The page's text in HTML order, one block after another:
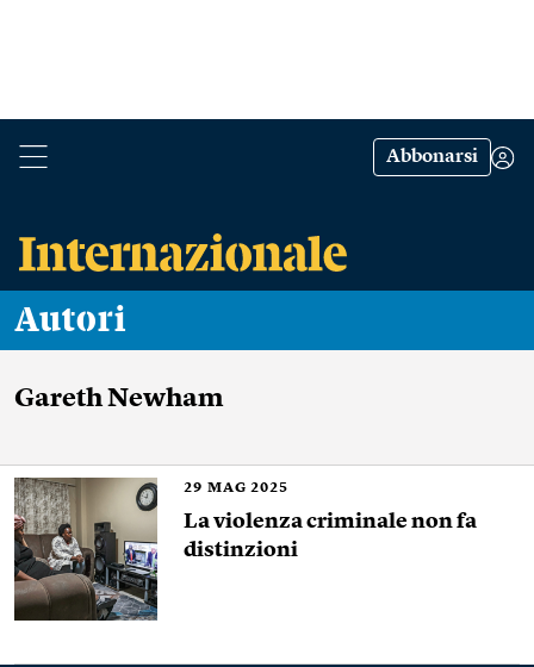
Abbonarsi
Autori
Gareth Newham
29 MAG 2025
La violenza criminale non fa
distinzioni